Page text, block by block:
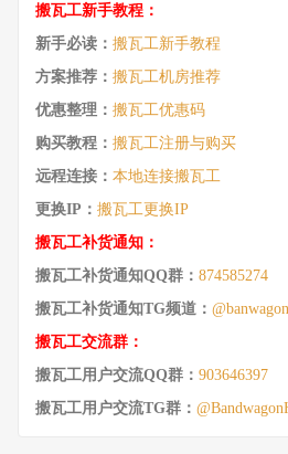
搬瓦工新手教程：
新手必读： 搬瓦工新手教程
方案推荐： 搬瓦工机房推荐
优惠整理： 搬瓦工优惠码
购买教程： 搬瓦工注册与购买
远程连接： 本地连接搬瓦工
更换IP： 搬瓦工更换IP
搬瓦工补货通知：
搬瓦工补货通知QQ群： 874585274
搬瓦工补货通知TG频道：
搬瓦工交流群：
搬瓦工用户交流QQ群： 903646397
搬瓦工用户交流TG群：